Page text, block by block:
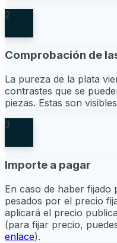
2
Comprobación de
La pureza de la plata
contrastes que se
piezas. Estas son
3
Importe a pagar
En caso de haber fijado
pesados por el precio
aplicará el precio
(para fijar precio,
enlace).